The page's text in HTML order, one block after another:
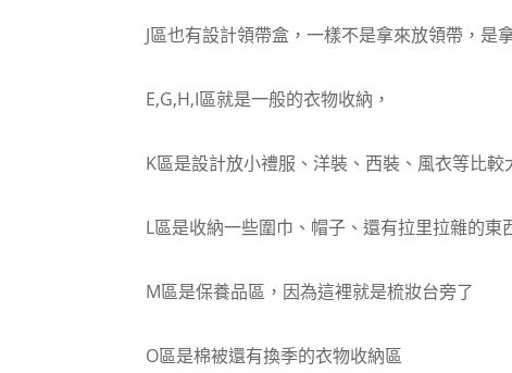
J區也有設計領帶盒，一樣不是拿來放領帶，
E,G,H,I區就是一般的衣物收納，
K區是設計放小禮服、洋裝、西裝、風衣等比較
L區是收納一些圍巾、帽子、還有拉里拉雜的東
M區是保養品區，因為這裡就是梳妝台旁了
O區是棉被還有換季的衣物收納區